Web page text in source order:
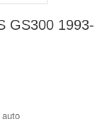
GS300 1993-
auto